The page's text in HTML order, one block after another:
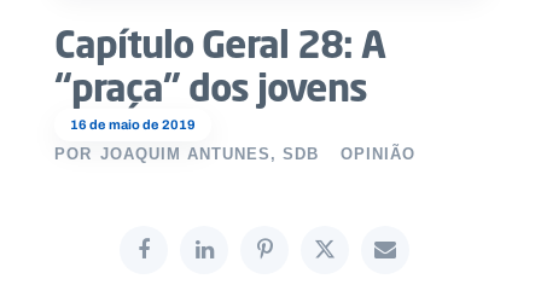
16 de maio de 2019
Capítulo Geral 28: A
“praça” dos jovens
POR JOAQUIM ANTUNES, SDB OPINIÃO
que
fazemos
Recursos
Notícias